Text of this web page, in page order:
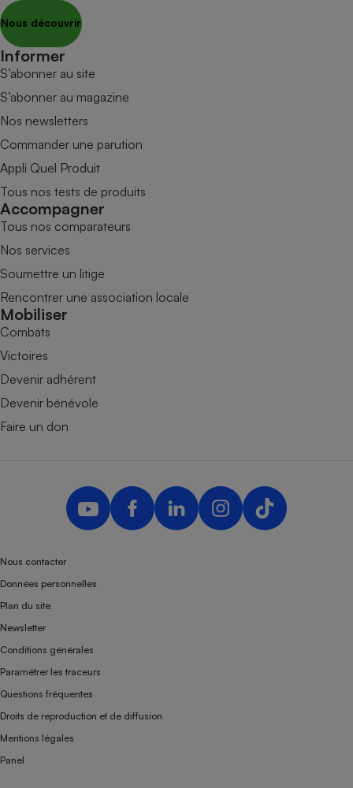
Nous découvrir
Informer
S’abonner au site
S’abonner au magazine
Nos newsletters
Commander une parution
Appli Quel Produit
Tous nos tests de produits
Accompagner
Tous nos comparateurs
Nos services
Soumettre un litige
Rencontrer une association locale
Mobiliser
Combats
Victoires
Devenir adhérent
Devenir bénévole
Faire un don
Nous contacter
Données personnelles
Plan du site
Newsletter
Conditions générales
Paramétrer les traceurs
Questions fréquentes
Droits de reproduction et de diffusion
Mentions légales
Panel